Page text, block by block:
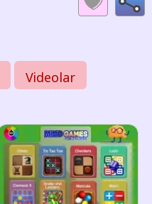
Videolar